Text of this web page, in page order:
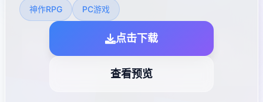
神作RPG PC游戏
点击下载
查看预览